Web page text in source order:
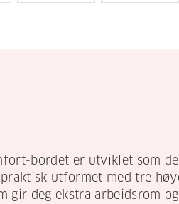
bordet er utviklet som
utformet med tre
gir deg ekstra arbeidsrom